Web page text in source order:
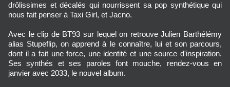
drôlissimes et décalés qui nourrissent sa pop synthétique qui
nous fait penser à Taxi Girl, et Jacno.
Avec le clip de BT93 sur lequel on retrouve Julien Barthélémy
alias Stupeflip, on apprend à le connaître, lui et son parcours,
dont il a fait une force, une identité et une source d'inspiration.
Ses synthés et ses paroles font mouche, rendez-vous en
janvier avec 2033, le nouvel album.